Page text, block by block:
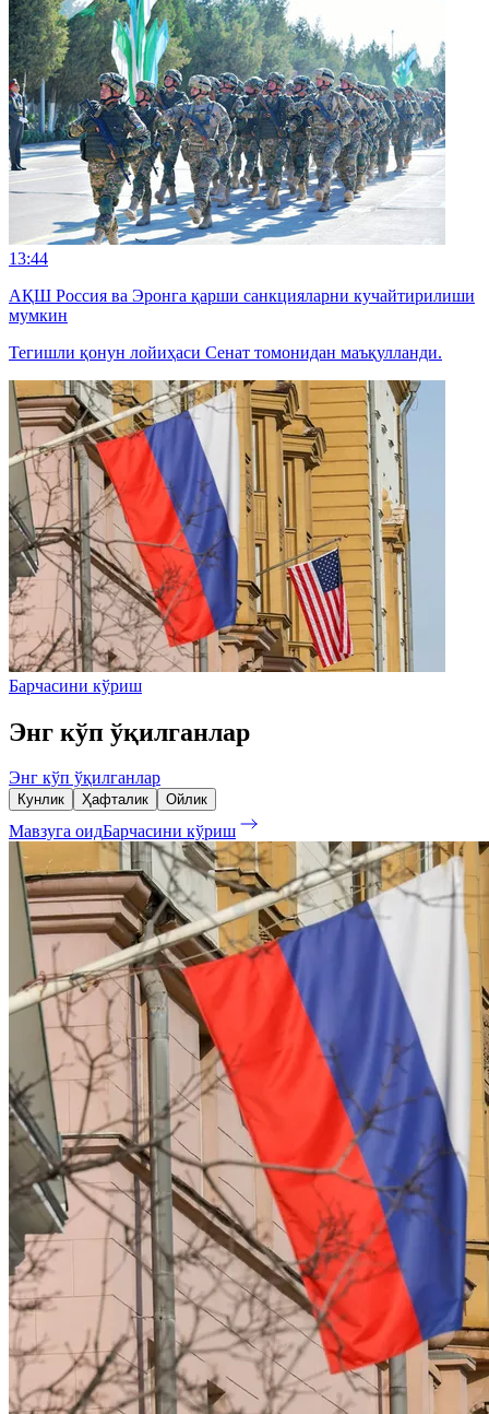
13:44
АҚШ Россия ва Эронга қарши санкцияларни кучайтирилиши
мумкин
Тегишли қонун лойиҳаси Сенат томонидан маъқулланди.
Барчасини кўриш
Энг кўп ўқилганлар
Энг кўп ўқилганлар
Кунлик Ҳафталик Ойлик
Мавзуга оидБарчасини кўриш